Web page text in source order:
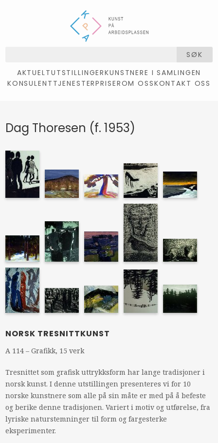
SØK
AKTUELTUTSTILLINGERKUNSTNERE I SAMLINGEN
KONSULENTTJENESTERPRISEROM OSSKONTAKT OSS
Dag Thoresen (f. 1953)
NORSK TRESNITTKUNST
A 114 – Grafikk, 15 verk
Tresnittet som grafisk uttrykksform har lange tradisjoner i
norsk kunst. I denne utstillingen presenteres vi for 10
norske kunstnere som alle på sin måte er med på å befeste
og berike denne tradisjonen. Variert i motiv og utførelse, fra
lyriske naturstemninger til form og fargesterke
eksperimenter.